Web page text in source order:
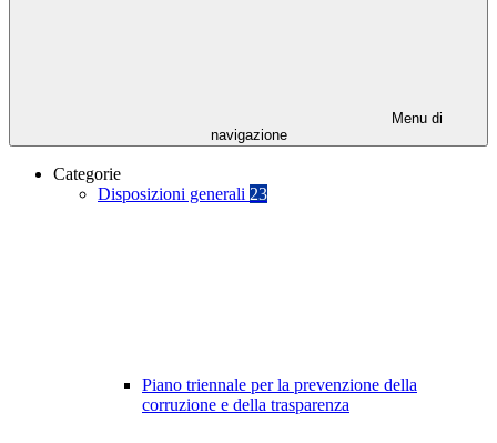
Menu di
navigazione
Categorie
Disposizioni generali 23
Piano triennale per la prevenzione della
corruzione e della trasparenza